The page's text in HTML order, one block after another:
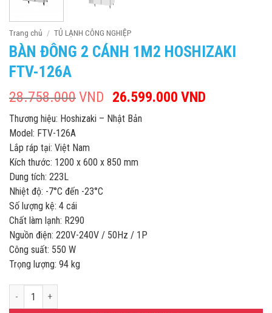
Trang chủ / TỦ LẠNH CÔNG NGHIỆP
BÀN ĐÔNG 2 CÁNH 1M2 HOSHIZAKI
FTV-126A
28.758.000VND Giá
gốc
là:
26.599.000 VND
Thương hiệu: Hoshizaki – Nhật Bản
Model: FTV-126A
Lắp ráp tại: Việt Nam
Kích thước: 1200 x 600 x 850 mm
Dung tích: 223L
Nhiệt độ: -7°C đến -23°C
Số lượng kệ: 4 cái
Chất làm lạnh: R290
Nguồn điện: 220V-240V / 50Hz / 1P
Công suất: 550 W
Trọng lượng: 94 kg
BÀN ĐÔNG 2 CÁNH 1M2 HOSHIZAKI FTV-126A số lượng